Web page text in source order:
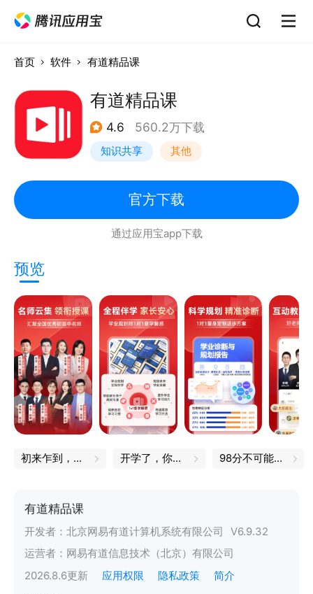
首页 软件 有道精品课
有道精品课
4.6 560.2万下载
知识共享 其他
官方下载
通过应用宝app下载
预览
初来乍到，一定不能错过的小技巧 开学了，你的书皮买好了吗 98分不可能的，我都是100分
有道精品课
开发者： 北京网易有道计算机系统有限公司 V6.9.32
运营者： 网易有道信息技术（北京）有限公司
2026.8.6更新 应用权限 隐私政策 简介